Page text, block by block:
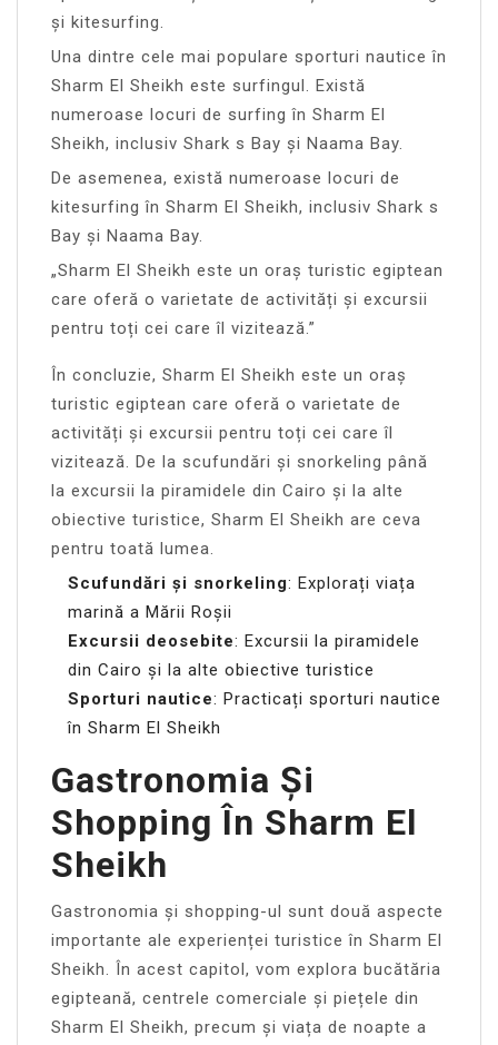
și kitesurfing.
Una dintre cele mai populare sporturi nautice în
Sharm El Sheikh este surfingul. Există
numeroase locuri de surfing în Sharm El
Sheikh, inclusiv Shark s Bay și Naama Bay.
De asemenea, există numeroase locuri de
kitesurfing în Sharm El Sheikh, inclusiv Shark s
Bay și Naama Bay.
„Sharm El Sheikh este un oraș turistic egiptean
care oferă o varietate de activități și excursii
pentru toți cei care îl vizitează.”
În concluzie, Sharm El Sheikh este un oraș
turistic egiptean care oferă o varietate de
activități și excursii pentru toți cei care îl
vizitează. De la scufundări și snorkeling până
la excursii la piramidele din Cairo și la alte
obiective turistice, Sharm El Sheikh are ceva
pentru toată lumea.
Scufundări și snorkeling: Explorați viața
marină a Mării Roșii
Excursii deosebite: Excursii la piramidele
din Cairo și la alte obiective turistice
Sporturi nautice: Practicați sporturi nautice
în Sharm El Sheikh
Gastronomia Și
Shopping În Sharm El
Sheikh
Gastronomia și shopping-ul sunt două aspecte
importante ale experienței turistice în Sharm El
Sheikh. În acest capitol, vom explora bucătăria
egipteană, centrele comerciale și piețele din
Sharm El Sheikh, precum și viața de noapte a